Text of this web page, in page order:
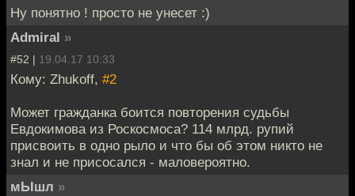
Ну понятно ! просто не унесет :)
Admiral »
#52 | 19.04.17 10:33
Кому: Zhukoff, #2
Может гражданка боится повторения судьбы
Евдокимова из Роскосмоса? 114 млрд. рупий
присвоить в одно рыло и что бы об этом никто не
знал и не присосался - маловероятно.
мЫшл »